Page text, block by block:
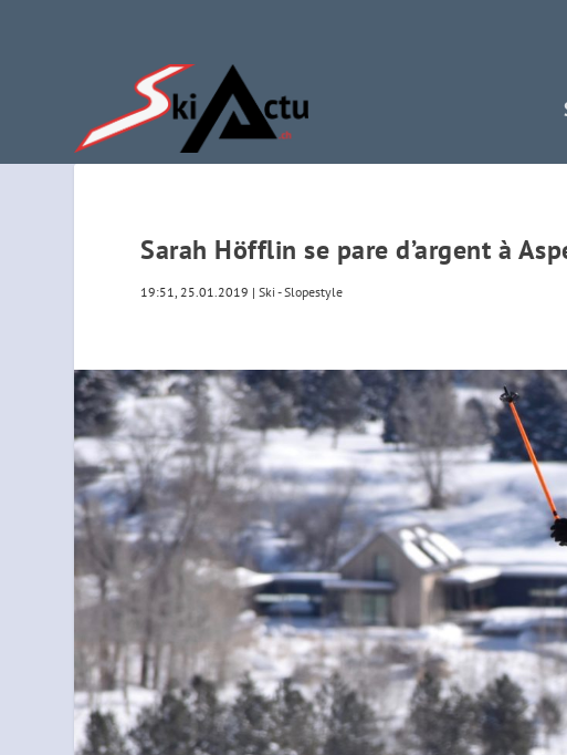
Sarah Höfflin se pare d’argent à
19:51, 25.01.2019 |Ski - Slopestyle